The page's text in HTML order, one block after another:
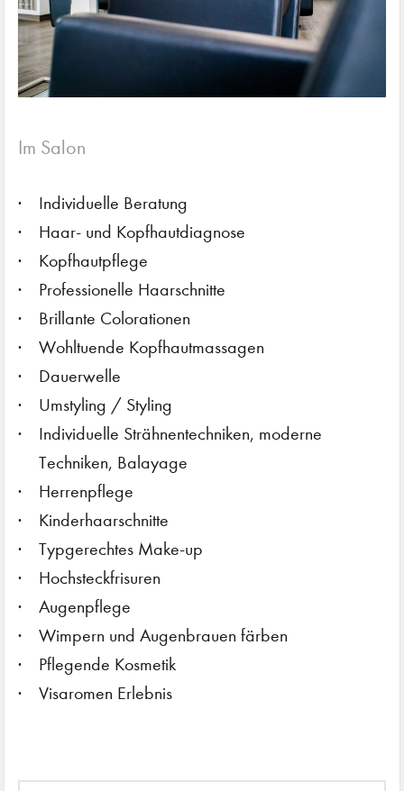
Im Salon
Individuelle Beratung
Haar- und Kopfhautdiagnose
Kopfhautpflege
Professionelle Haarschnitte
Brillante Colorationen
Wohltuende Kopfhautmassagen
Dauerwelle
Umstyling / Styling
Individuelle Strähnentechniken, moderne
Techniken, Balayage
Herrenpflege
Kinderhaarschnitte
Typgerechtes Make-up
Hochsteckfrisuren
Augenpflege
Wimpern und Augenbrauen färben
Pflegende Kosmetik
Visaromen Erlebnis